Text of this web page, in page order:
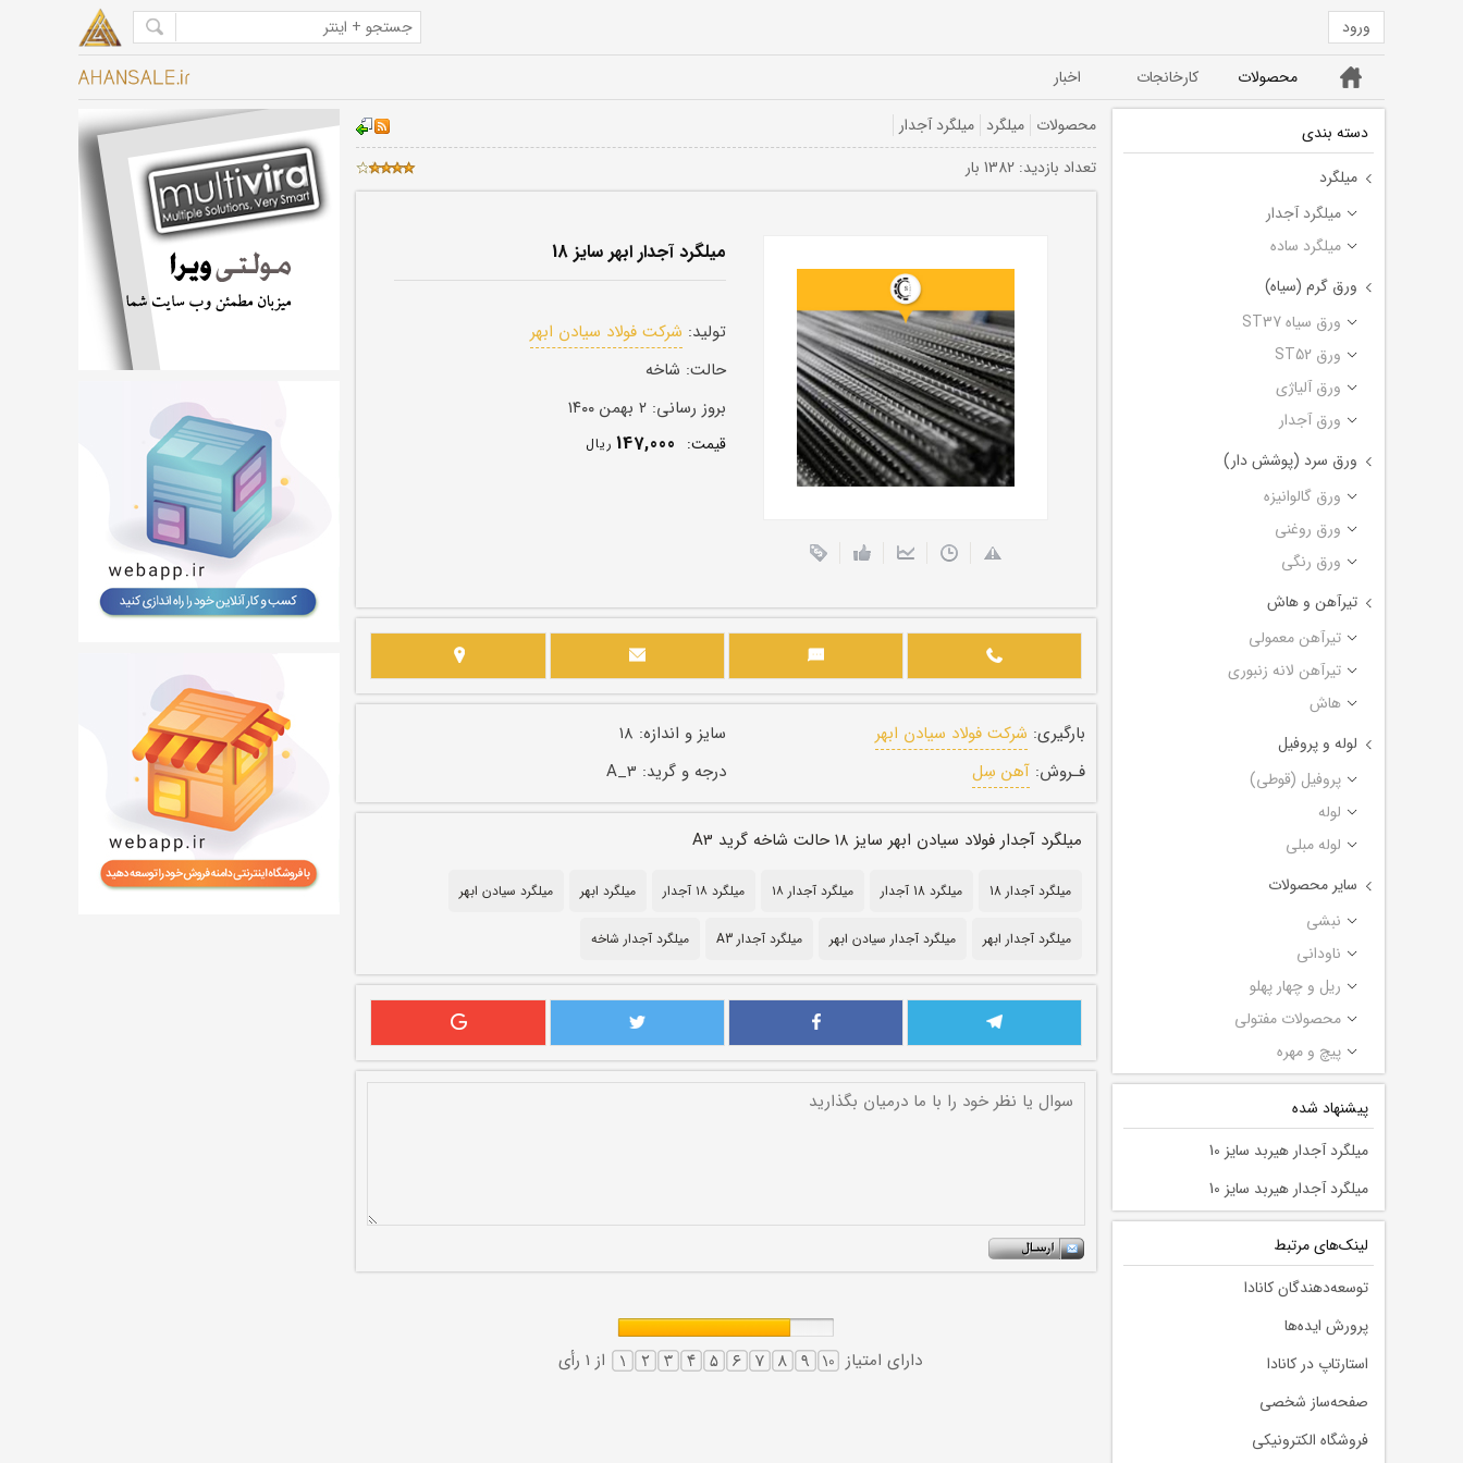
ورود
خانه محصولات کارخانجات اخبار
دسته بندی
میلگرد
میلگرد آجدار
میلگرد ساده
ورق گرم (سیاه)
ورق سیاه ST37
ورق ST52
ورق آلیاژی
ورق آجدار
ورق سرد (پوشش دار)
ورق گالوانیزه
ورق روغنی
ورق رنگی
تیرآهن و هاش
تیرآهن معمولی
تیرآهن لانه زنبوری
هاش
لوله و پروفیل
پروفیل (قوطی)
لوله
لوله مبلی
سایر محصولات
نبشی
ناودانی
ریل و چهار پهلو
محصولات مفتولی
پیچ و مهره
پیشنهاد شده
میلگرد آجدار هیربد سایز 10
میلگرد آجدار هیربد سایز 10
لينك‌های مرتبط
توسعه‌دهندگان کانادا
پرورش ایده‌ها
استارتاپ در کانادا
صفحه‌ساز شخصی
فروشگاه الکترونیکی
محصولات میلگرد میلگرد آجدار
تعداد بازديد: 1382 بار
میلگرد آجدار ابهر سایز 18
تولید: شرکت فولاد سیادن ابهر
حالت: شاخه
بروز رسانی: ۲ بهمن ۱۴۰۰
قيمت: 147,000 ريال
بارگیری: شرکت فولاد سیادن ابهر
فـروش: آهن سِل
سایز و اندازه: ۱۸
درجه و گرید: A_3
میلگرد آجدار فولاد سیادن ابهر سایز ۱۸ حالت شاخه گرید A3
میلگرد آجدار 18 میلگرد 18 آجدار میلگرد آجدار ۱۸ میلگرد ۱۸ آجدار میلگرد ابهر میلگرد سیادن ابهر
میلگرد آجدار ابهر میلگرد آجدار سیادن ابهر میلگرد آجدار A3 میلگرد آجدار شاخه
دارای امتیاز از 1 رأی